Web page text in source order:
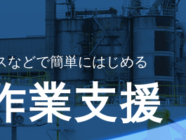
などで簡単にはじめる
業支援